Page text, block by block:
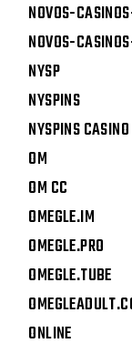
NOVOS-
NOVOS-
NYSP
NYSPINS
NYSPINS CASINO
OM
OM CC
OMEGLE.IM
OMEGLE.PRO
OMEGLE.TUBE
ONLINE